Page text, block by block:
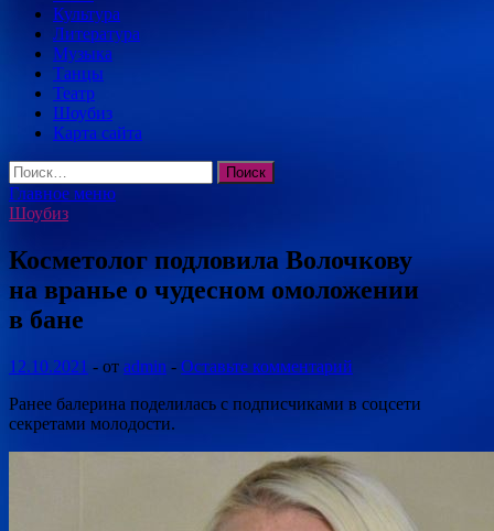
Культура
Литература
Музыка
Танцы
Театр
Шоубиз
Карта сайта
Найти:
Главное меню
Шоубиз
Косметолог подловила Волочкову
на вранье о чудесном омоложении
в бане
12.10.2021 - от admin - Оставьте комментарий
Ранее балерина поделилась с подписчиками в соцсети
секретами молодости.